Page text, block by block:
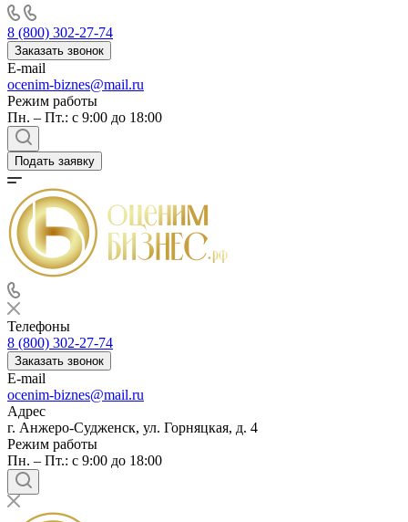
8 (800) 302-27-74
Заказать звонок
E-mail
ocenim-biznes@mail.ru
Режим работы
Пн. – Пт.: с 9:00 до 18:00
Подать заявку
Телефоны
8 (800) 302-27-74
Заказать звонок
E-mail
ocenim-biznes@mail.ru
Адрес
г. Анжеро-Судженск, ул. Горняцкая, д. 4
Режим работы
Пн. – Пт.: с 9:00 до 18:00